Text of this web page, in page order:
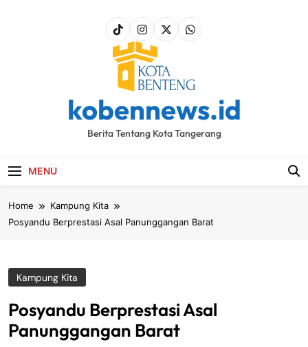
kobennews.id
Berita Tentang Kota Tangerang
MENU
Home
Kampung Kita
Posyandu Berprestasi Asal Panunggangan Barat
Kampung Kita
Posyandu Berprestasi Asal
Panunggangan Barat